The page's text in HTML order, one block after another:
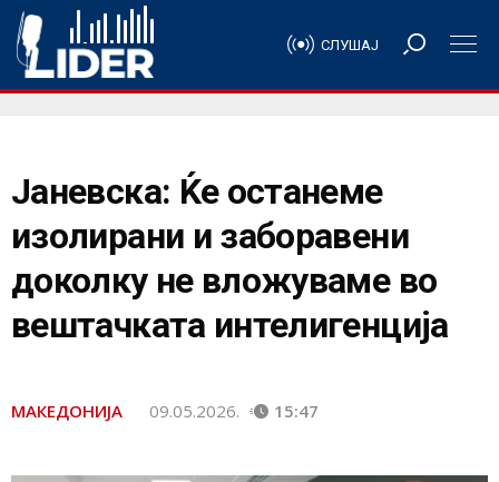
СЛУШАЈ
Јаневска: Ќе останеме
изолирани и заборавени
доколку не вложуваме во
вештачката интелигенција
МАКЕДОНИЈА 09.05.2026. 15:47